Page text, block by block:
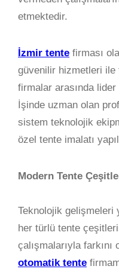
etmektedir.
İzmir tente firması
güvenilir hizmetleri ile
firmalar arasında
İşinde uzman olan
sistem teknolojik
özel tente imalatı
Modern Tente
Teknolojik gelişmeleri
her türlü tente
çalışmalarıyla
otomatik tente